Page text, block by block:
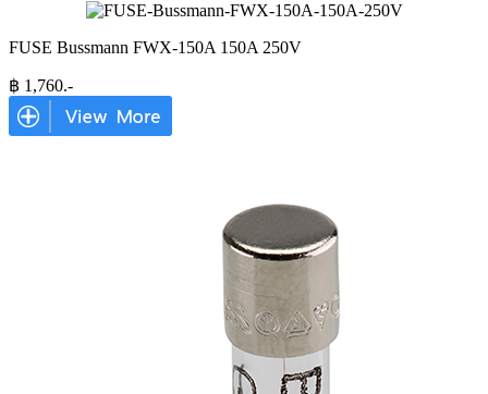
FUSE Bussmann FWX-150A 150A 250V
฿ 1,760.-